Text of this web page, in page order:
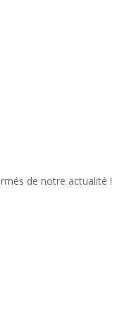
de notre actualité !